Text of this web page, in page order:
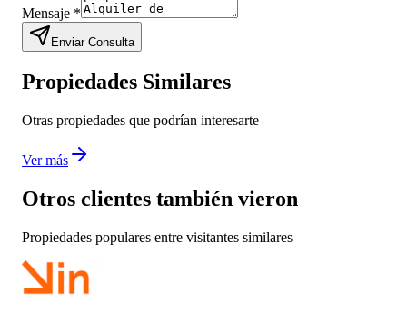
Mensaje *
Enviar Consulta
Propiedades Similares
Otras propiedades que podrían interesarte
Ver más
Otros clientes también vieron
Propiedades populares entre visitantes similares